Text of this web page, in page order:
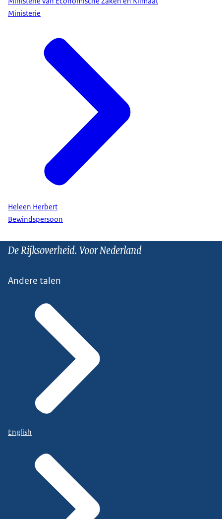
Ministerie
Heleen Herbert
Bewindspersoon
De Rijksoverheid. Voor Nederland
Andere talen
English